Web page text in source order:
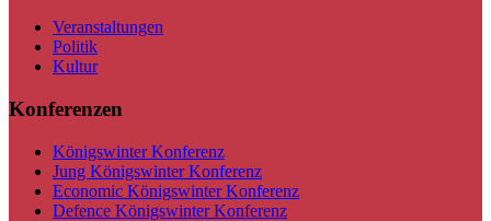
Veranstaltungen
Politik
Kultur
Konferenzen
Königswinter Konferenz
Jung Königswinter Konferenz
Economic Königswinter Konferenz
Defence Königswinter Konferenz